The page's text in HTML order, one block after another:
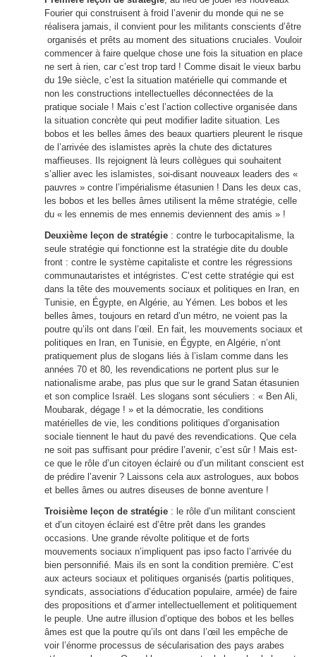
Fourier qui construisent à froid l’avenir du monde qui ne se
réalisera jamais, il convient pour les militants conscients d’être
organisés et prêts au moment des situations cruciales. Vouloir
commencer à faire quelque chose une fois la situation en place
ne sert à rien, car c’est trop tard ! Comme disait le vieux barbu
du 19e siècle, c’est la situation matérielle qui commande et
non les constructions intellectuelles déconnectées de la
pratique sociale ! Mais c’est l’action collective organisée dans
la situation concrète qui peut modifier ladite situation. Les
bobos et les belles âmes des beaux quartiers pleurent le risque
de l’arrivée des islamistes après la chute des dictatures
maffieuses. Ils rejoignent là leurs collègues qui souhaitent
s’allier avec les islamistes, soi-disant nouveaux leaders des «
pauvres » contre l’impérialisme étasunien ! Dans les deux cas,
les bobos et les belles âmes utilisent la même stratégie, celle
du « les ennemis de mes ennemis deviennent des amis » !
Deuxième leçon de stratégie : contre le turbocapitalisme, la
seule stratégie qui fonctionne est la stratégie dite du double
front : contre le système capitaliste et contre les régressions
communautaristes et intégristes. C’est cette stratégie qui est
dans la tête des mouvements sociaux et politiques en Iran, en
Tunisie, en Égypte, en Algérie, au Yémen. Les bobos et les
belles âmes, toujours en retard d’un métro, ne voient pas la
poutre qu’ils ont dans l’œil. En fait, les mouvements sociaux et
politiques en Iran, en Tunisie, en Égypte, en Algérie, n’ont
pratiquement plus de slogans liés à l’islam comme dans les
années 70 et 80, les revendications ne portent plus sur le
nationalisme arabe, pas plus que sur le grand Satan étasunien
et son complice Israël. Les slogans sont séculiers : « Ben Ali,
Moubarak, dégage ! » et la démocratie, les conditions
matérielles de vie, les conditions politiques d’organisation
sociale tiennent le haut du pavé des revendications. Que cela
ne soit pas suffisant pour prédire l’avenir, c’est sûr ! Mais est-
ce que le rôle d’un citoyen éclairé ou d’un militant conscient est
de prédire l’avenir ? Laissons cela aux astrologues, aux bobos
et belles âmes ou autres diseuses de bonne aventure !
Troisième leçon de stratégie : le rôle d’un militant conscient
et d’un citoyen éclairé est d’être prêt dans les grandes
occasions. Une grande révolte politique et de forts
mouvements sociaux n’impliquent pas ipso facto l’arrivée du
bien personnifié. Mais ils en sont la condition première. C’est
aux acteurs sociaux et politiques organisés (partis politiques,
syndicats, associations d’éducation populaire, armée) de faire
des propositions et d’armer intellectuellement et politiquement
le peuple. Une autre illusion d’optique des bobos et les belles
âmes est que la poutre qu’ils ont dans l’œil les empêche de
voir l’énorme processus de sécularisation des pays arabes